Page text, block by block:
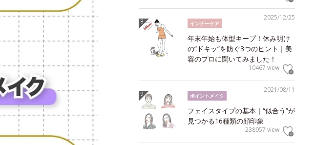
2025/12/25
インナーケア
年末年始も体型キープ！休み明け
の“ドキッ”を防ぐ3つのヒント｜美
容のプロに聞いてみました！
10467 view
2021/08/11
ポイントメイク
フェイスタイプの基本｜“似合う”が
見つかる16種類の顔印象
238957 view